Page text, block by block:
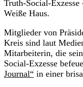
Truth-Social-Exzesse
Weiße Haus.
Mitglieder von
Kreis sind laut
Mitarbeiterin, die
Social-Exzesse
Journal“ in einer